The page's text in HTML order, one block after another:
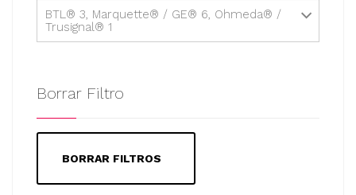
BTL® 3, Marquette® / GE® 6, Ohmeda® /
Trusignal® 1
Borrar Filtro
BORRAR FILTROS